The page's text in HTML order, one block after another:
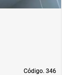
Código. 346
Código. 346